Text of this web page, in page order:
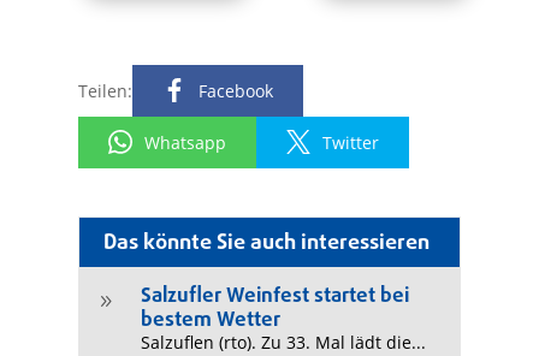
Das könnte Sie auch interessieren
9
Salzufler Weinfest startet bei
bestem Wetter
Salzuflen (rto). Zu 33. Mal lädt die...
Teilen: Facebook
Whatsapp Twitter